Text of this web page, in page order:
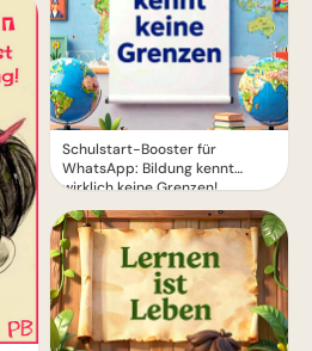
Schulstart-Booster für
WhatsApp: Bildung kennt
wirklich keine Grenzen!